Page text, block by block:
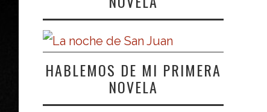
HABLEMOS DE MI PRIMERA
NOVELA